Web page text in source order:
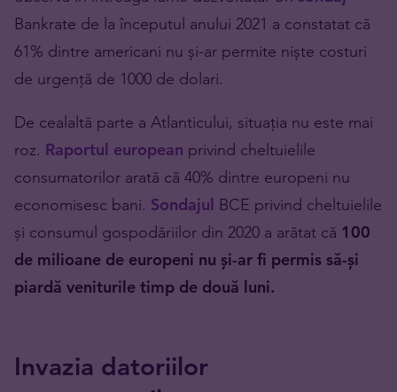
Bankrate de la începutul anului 2021 a constatat că
61% dintre americani nu și-ar permite niște costuri
de urgență de 1000 de dolari.
De cealaltă parte a Atlanticului, situația nu este mai
roz. Raportul european privind cheltuielile
consumatorilor arată că 40% dintre europeni nu
economisesc bani. Sondajul BCE privind cheltuielile
și consumul gospodăriilor din 2020 a arătat că 100
de milioane de europeni nu și-ar fi permis să-și
piardă veniturile timp de două luni.
Invazia datoriilor